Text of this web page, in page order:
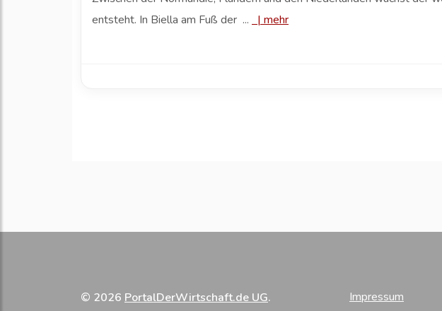
entsteht. In Biella am Fuß der ... |mehr
© 2026 PortalDerWirtschaft.de UG.
Impressum